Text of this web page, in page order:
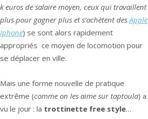
k euros de salaire moyen, ceux qui travaillent
plus pour gagner plus et s’achètent desApple
Iphone) se sont alors rapidement
appropriés ce moyen de locomotion pour
se déplacer en ville.
Mais une forme nouvelle de pratique
extrême (comme on les aime sur taptoula) a
vu le jour : la trottinette free style…